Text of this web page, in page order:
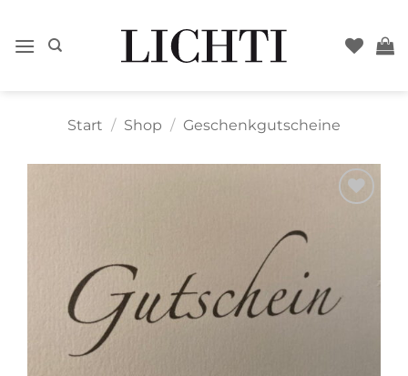
springen
Start / Shop / Geschenkgutscheine
Wunschliste